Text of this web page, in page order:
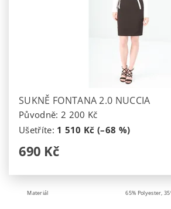
SUKNĚ FONTANA 2.0 NUCCIA
Původně: 2 200 Kč
Ušetříte: 1 510 Kč (–68 %)
690 Kč
Materiál 65% Polyester,